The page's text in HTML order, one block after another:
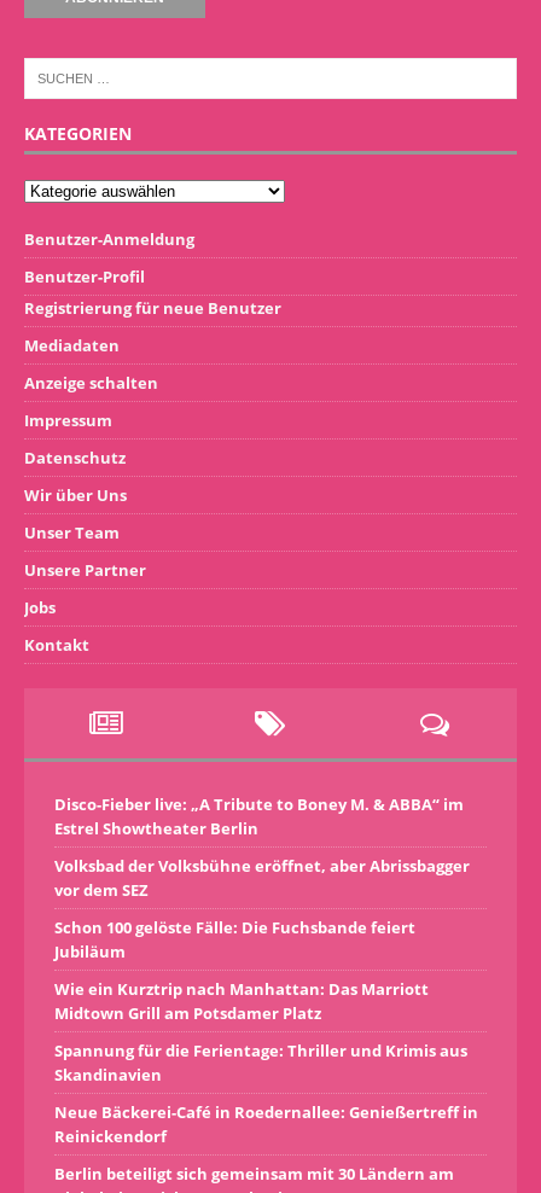
KATEGORIEN
Benutzer-Anmeldung
Benutzer-Profil
Registrierung für neue Benutzer
Mediadaten
Anzeige schalten
Impressum
Datenschutz
Wir über Uns
Unser Team
Unsere Partner
Jobs
Kontakt
Disco-Fieber live: „A Tribute to Boney M. & ABBA“ im
Estrel Showtheater Berlin
Volksbad der Volksbühne eröffnet, aber Abrissbagger
vor dem SEZ
Schon 100 gelöste Fälle: Die Fuchsbande feiert
Jubiläum
Wie ein Kurztrip nach Manhattan: Das Marriott
Midtown Grill am Potsdamer Platz
Spannung für die Ferientage: Thriller und Krimis aus
Skandinavien
Neue Bäckerei-Café in Roedernallee: Genießertreff in
Reinickendorf
Berlin beteiligt sich gemeinsam mit 30 Ländern am